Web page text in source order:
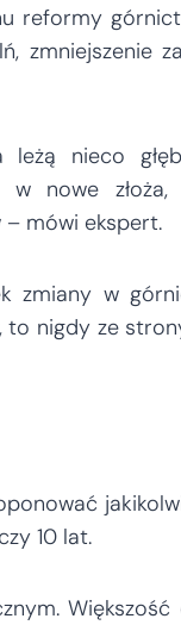
zmniejszenie
nieco
nowe
– mówi ekspert.
zmiany w
to nigdy ze
10 lat.